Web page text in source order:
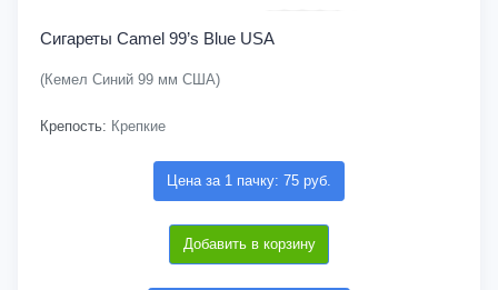
Сигареты Camel 99’s Blue USA
(Кемел Синий 99 мм США)
Крепость: Крепкие
Цена за 1 пачку: 75 руб.
Добавить в корзину